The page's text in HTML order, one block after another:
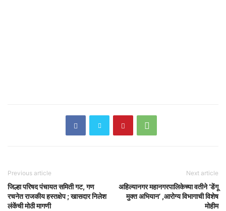
Previous article
जिल्हा परिषद पंचायत समिती गट, गण
रचनेत राजकीय हस्तक्षेप ; खासदार निलेश
लंकेंची मोठी मागणी
Next article
अहिल्यानगर महानगरपालिकेच्या वतीने ‘डेंगू
मुक्त अभियान’ ,आरोग्य विभागाची विशेष
मोहीम